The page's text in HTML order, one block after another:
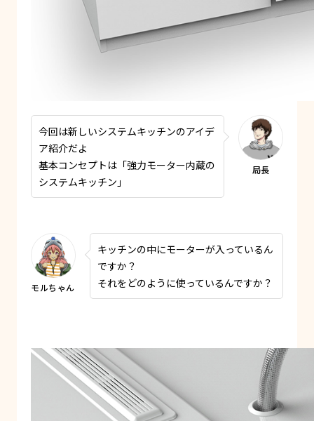
今回は新しいシステムキッチンのアイデ
ア紹介だよ
基本コンセプトは「強力モーター内蔵の
システムキッチン」
キッチンの中にモーターが入っているん
ですか？
それをどのように使っているんですか？